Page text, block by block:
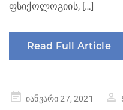
ფსიქოლოგიის, […]
Read Full Article
Postedიანვარი 27, 2021